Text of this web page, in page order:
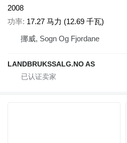
2008
功率 17.27 马力 (12.69 千瓦)
挪威, Sogn Og Fjordane
LANDBRUKSSALG.NO AS